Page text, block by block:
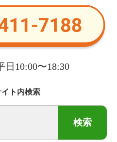
日10:00〜18:30
イト内検索
検索